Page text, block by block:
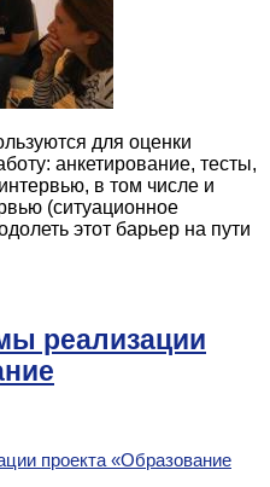
для оценки
анкетирование, тесты,
в том числе и
(ситуационное
этот барьер на пути
реализации